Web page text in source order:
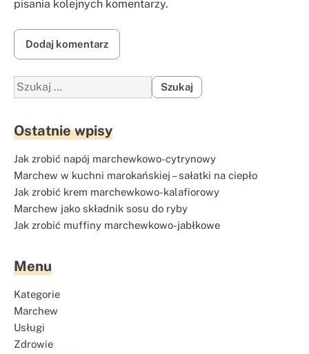
pisania kolejnych komentarzy.
Szukaj:
Ostatnie wpisy
Jak zrobić napój marchewkowo-cytrynowy
Marchew w kuchni marokańskiej – sałatki na ciepło
Jak zrobić krem marchewkowo-kalafiorowy
Marchew jako składnik sosu do ryby
Jak zrobić muffiny marchewkowo-jabłkowe
Menu
Kategorie
Marchew
Usługi
Zdrowie